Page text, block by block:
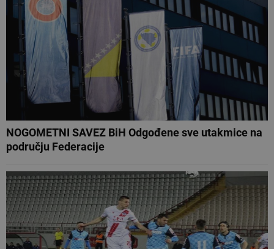
NOGOMETNI SAVEZ BiH Odgođene sve utakmice na
području Federacije